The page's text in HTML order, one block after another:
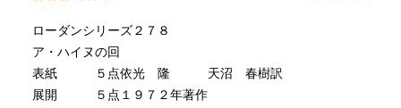
ローダンシリーズ２７８
ア・ハイヌの回
表紙 ５点依光 隆 天沼 春樹訳
展開 ５点１９７２年著作